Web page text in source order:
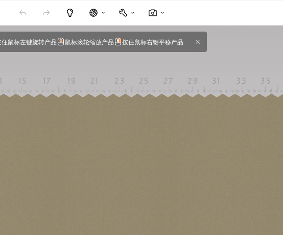
住鼠标左键旋转产品 鼠标滚轮缩放产品 按住鼠标右键平移产品